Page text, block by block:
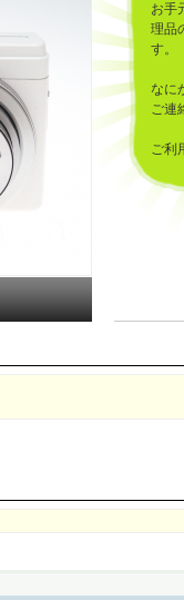
お手
理品
す。
なに
ご連
ご利